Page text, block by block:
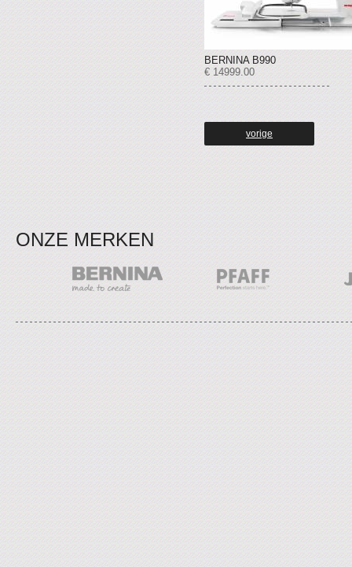
BERNINA B990
€ 14999.00
vorige
ONZE MERKEN